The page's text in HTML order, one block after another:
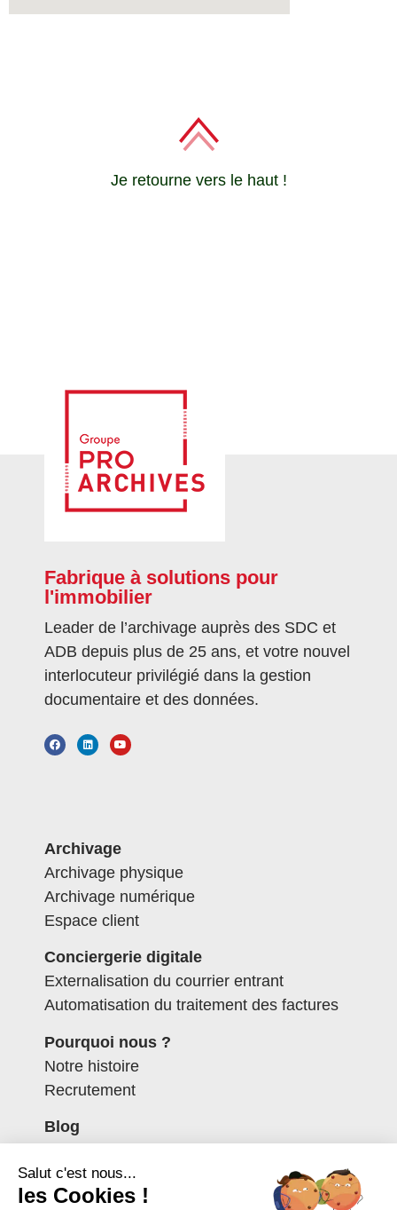
Je retourne vers le haut !
Fabrique à solutions pour
l'immobilier
Leader de l’archivage auprès des SDC et
ADB depuis plus de 25 ans, et votre nouvel
interlocuteur privilégié dans la gestion
documentaire et des données.
Archivage
Archivage physique
Archivage numérique
Espace client
Conciergerie digitale
Externalisation du courrier entrant
Automatisation du traitement des factures
Pourquoi nous ?
Notre histoire
Recrutement
Blog
Espace client
Salut c'est nous...
les Cookies !